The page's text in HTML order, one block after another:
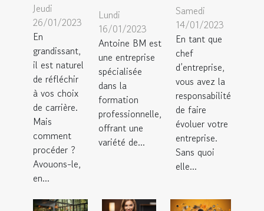
Jeudi
26/01/2023
En
grandissant,
il est naturel
de réfléchir
à vos choix
de carrière.
Mais
comment
procéder ?
Avouons-le,
en...
Lundi
16/01/2023
Antoine BM est
une entreprise
spécialisée
dans la
formation
professionnelle,
offrant une
variété de...
Samedi
14/01/2023
En tant que
chef
d’entreprise,
vous avez la
responsabilité
de faire
évoluer votre
entreprise.
Sans quoi
elle...